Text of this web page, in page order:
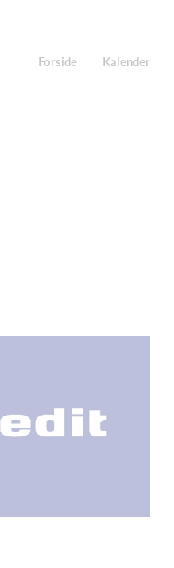
Forside Kalender